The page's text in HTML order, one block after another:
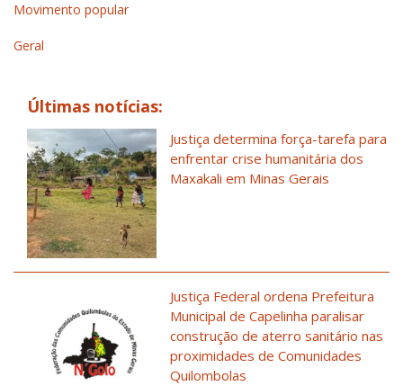
Movimento popular
Geral
Últimas notícias:
Justiça determina força-tarefa para
enfrentar crise humanitária dos
Maxakali em Minas Gerais
Justiça Federal ordena Prefeitura
Municipal de Capelinha paralisar
construção de aterro sanitário nas
proximidades de Comunidades
Quilombolas